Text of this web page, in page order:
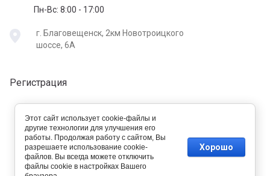
Пн-Вс: 8:00 - 17:00
г. Благовещенск, 2км Новотроицкого
шоссе, 6А
Регистрация
Этот сайт использует cookie-файлы и
другие технологии для улучшения его
работы. Продолжая работу с сайтом, Вы
разрешаете использование cookie-
файлов. Вы всегда можете отключить
файлы cookie в настройках Вашего
Хорошо